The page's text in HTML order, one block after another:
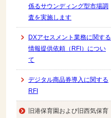
係るサウンディング型市場調
査を実施します
DXアセスメント業務に関する
情報提供依頼（RFI）につい
て
デジタル商品券導入に関する
RFI
旧港保育園および旧西気保育